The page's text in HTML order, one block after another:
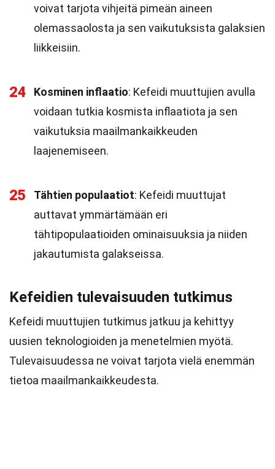
voivat tarjota vihjeitä pimeän aineen
olemassaolosta ja sen vaikutuksista galaksien
liikkeisiin.
24 Kosminen inflaatio: Kefeidi muuttujien avulla
voidaan tutkia kosmista inflaatiota ja sen
vaikutuksia maailmankaikkeuden
laajenemiseen.
25 Tähtien populaatiot: Kefeidi muuttujat
auttavat ymmärtämään eri
tähtipopulaatioiden ominaisuuksia ja niiden
jakautumista galakseissa.
Kefeidien tulevaisuuden tutkimus
Kefeidi muuttujien tutkimus jatkuu ja kehittyy
uusien teknologioiden ja menetelmien myötä.
Tulevaisuudessa ne voivat tarjota vielä enemmän
tietoa maailmankaikkeudesta.